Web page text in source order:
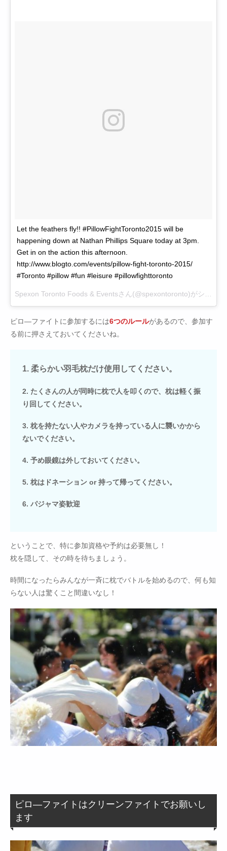
Let the feathers fly!! #PillowFightToronto2015 will be
happening down at Nathan Phillips Square today at 3pm.
Get in on the action this afternoon.
http://www.blogto.com/events/pillow-fight-toronto-2015/
#Toronto #pillow #fun #leisure #pillowfighttoronto
Spexon Toronto Foods & Eventsさん(@spexontoronto)がシェアした投稿 –
ピロ―ファイトに参加するには6つのルールがあるので、参加す
る前に押さえておいてくださいね。
1. 柔らかい羽毛枕だけ使用してください。
2. たくさんの人が同時に枕で人を叩くので、枕は軽く振
り回してください。
3. 枕を持たない人やカメラを持っている人に襲いかから
ないでください。
4. 予め眼鏡は外しておいてください。
5. 枕はドネーション or 持って帰ってください。
6. パジャマ姿歓迎
ということで、特に参加資格や予約は必要無し！
枕を隠して、その時を待ちましょう。
時間になったらみんなが一斉に枕でバトルを始めるので、何も知
らない人は驚くこと間違いなし！
ピロ―ファイトはクリーンファイトでお願いし
ます